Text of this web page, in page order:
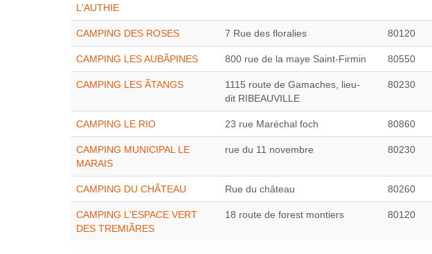
L'AUTHIE
CAMPING DES ROSES 7 Rue des floralies 80120
CAMPING LES AUBÃPINES 800 rue de la maye Saint-Firmin 80550
CAMPING LES ÃTANGS
1115 route de Gamaches, lieu-
dit RIBEAUVILLE
80230
CAMPING LE RIO 23 rue Maréchal foch 80860
CAMPING MUNICIPAL LE
MARAIS
rue du 11 novembre 80230
CAMPING DU CHÃTEAU Rue du château 80260
CAMPING L'ESPACE VERT
DES TREMIÃRES
18 route de forest montiers 80120